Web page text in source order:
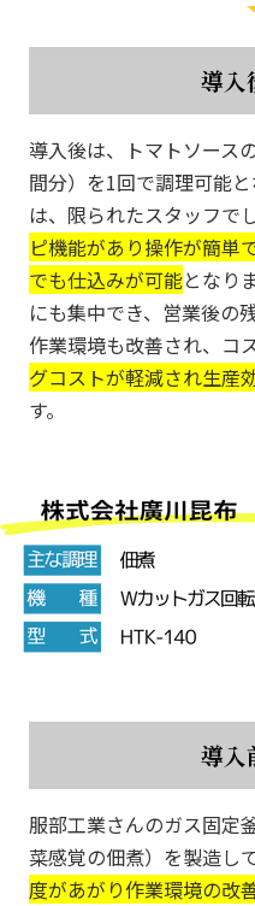
導入
導入後は、トマトソース
間分）を1回で調理可能
は、限られたスタッフで
ピ機能があり操作が簡単
でも仕込みが可能となり
にも集中でき、営業後の
作業環境も改善され、コ
グコストが軽減され生産
す。
導入
服部工業さんのガス固定
菜感覚の佃煮）を製造し
度があがり作業環境の改